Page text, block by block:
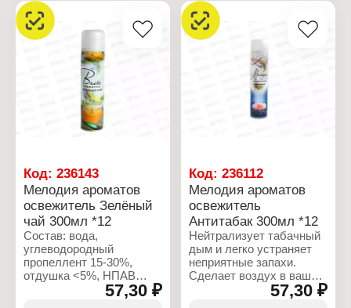
Производитель: Сибиар
Бренд: Мелодия
ароматов
Тип товара: Освежитель
Название: "Дыня и
Форма выпуска:
Объем: 300 мл
Бренд: Do-Re-Mi
Тип товара: Освежитель
воздуха
Название: "Антитабак"
Эффект: антитабачный,
нейтрализация запаха
Форма выпуска:
Состав: вода,
<5%, консерванты <5
Объем: 350 мл
Код: 236143
Мелодия ароматов
освежитель Зелёный
чай 300мл *12
Состав: вода,
углеводородный
пропеллент 15-30%,
отдушка <5%, НПАВ
<5%, консерванты <5%,
пропиленгликоль <5%,
57,30 ₽
Код:236112
Мелодия ароматов
освежитель
Антитабак 300мл *12
Нейтрализует табачный
дым и легко устраняет
неприятные запахи.
Сделает воздух в вашем
доме, офисе и салоне
автомобиля чистым и
57,30 ₽